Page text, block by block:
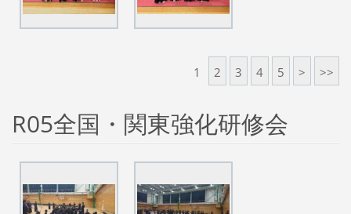
1 2 3 4 5 > >>
R05全国・関東強化研修会